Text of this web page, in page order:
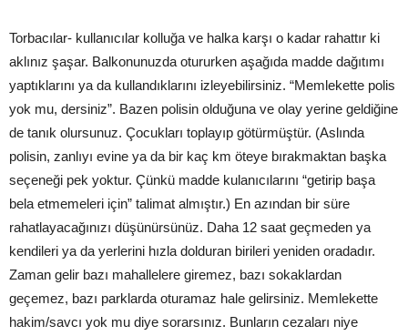
Torbacılar- kullanıcılar kolluğa ve halka karşı o kadar rahattır ki
aklınız şaşar. Balkonunuzda otururken aşağıda madde dağıtımı
yaptıklarını ya da kullandıklarını izleyebilirsiniz. “Memlekette polis
yok mu, dersiniz”. Bazen polisin olduğuna ve olay yerine geldiğine
de tanık olursunuz. Çocukları toplayıp götürmüştür. (Aslında
polisin, zanlıyı evine ya da bir kaç km öteye bırakmaktan başka
seçeneği pek yoktur. Çünkü madde kulanıcılarını “getirip başa
bela etmemeleri için” talimat almıştır.) En azından bir süre
rahatlayacağınızı düşünürsünüz. Daha 12 saat geçmeden ya
kendileri ya da yerlerini hızla dolduran birileri yeniden oradadır.
Zaman gelir bazı mahallelere giremez, bazı sokaklardan
geçemez, bazı parklarda oturamaz hale gelirsiniz. Memlekette
hakim/savcı yok mu diye sorarsınız. Bunların cezaları niye